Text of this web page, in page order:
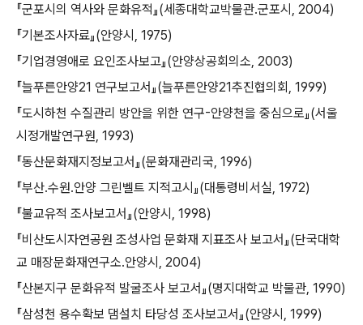
『군포시의 역사와 문화유적』(세종대학교박물관․군포시, 2004)
『기본조사자료』(안양시, 1975)
『기업경영애로 요인조사보고』(안양상공회의소, 2003)
『늘푸른안양21 연구보고서』(늘푸른안양21추진협의회, 1999)
『도시하천 수질관리 방안을 위한 연구-안양천을 중심으로』(서울
시정개발연구원, 1993)
『동산문화재지정보고서』(문화재관리국, 1996)
『부산․수원․안양 그린벨트 지적고시』(대통령비서실, 1972)
『불교유적 조사보고서』(안양시, 1998)
『비산도시자연공원 조성사업 문화재 지표조사 보고서』(단국대학
교 매장문화재연구소․안양시, 2004)
『산본지구 문화유적 발굴조사 보고서』(명지대학교 박물관, 1990)
『삼성천 용수확보 댐설치 타당성 조사보고서』(안양시, 1999)